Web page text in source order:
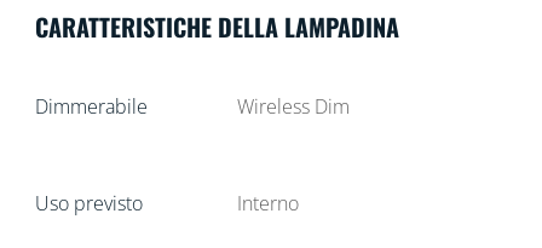
CARATTERISTICHE DELLA LAMPADINA
Dimmerabile Wireless Dim
Uso previsto Interno